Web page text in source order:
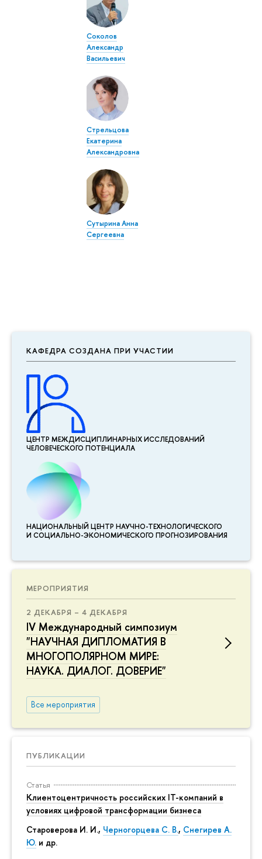
КАФЕДРА СОЗДАНА ПРИ УЧАСТИИ
ЦЕНТР МЕЖДИСЦИПЛИНАР­НЫХ ИССЛЕДОВАНИЙ
ЧЕЛОВЕЧЕСКОГО ПОТЕНЦИАЛА
НАЦИОНАЛЬНЫЙ ЦЕНТР НАУЧНО-ТЕХНОЛОГИЧЕСКОГО
И СОЦИАЛЬНО-ЭКОНОМИЧЕСКОГО ПРОГНОЗИРОВАНИЯ
МЕРОПРИЯТИЯ
2 ДЕКАБРЯ – 4 ДЕКАБРЯ
IV Международный симпозиум
"НАУЧНАЯ ДИПЛОМАТИЯ В
МНОГОПОЛЯРНОМ МИРЕ:
НАУКА. ДИАЛОГ. ДОВЕРИЕ"
Все мероприятия
ПУБЛИКАЦИИ
Статья
Клиентоцентричность российских IT-компаний в
условиях цифровой трансформации бизнеса
Староверова И. И., Черногорцева С. В., Снегирев А.
Ю. и др.
Соколов
Александр
Васильевич
Стрельцова
Екатерина
Александровна
Сутырина Анна
Сергеевна